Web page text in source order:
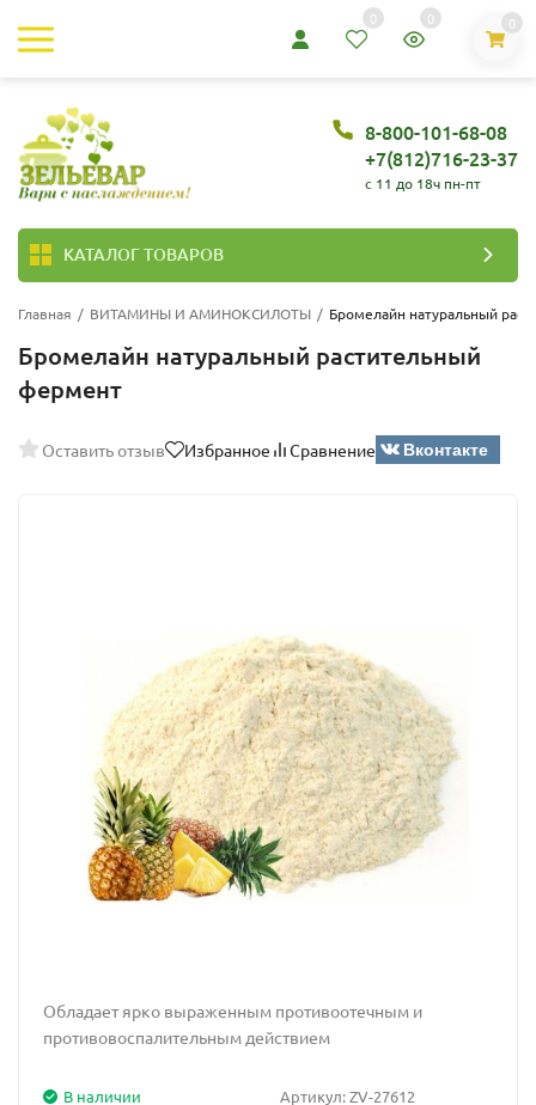
0 0 0
8-800-101-68-08
+7(812)716-23-37
c 11 до 18ч пн-пт
КАТАЛОГ ТОВАРОВ
Главная / ВИТАМИНЫ И АМИНОКСИЛОТЫ / Бромелайн натуральный
Бромелайн натуральный растительный
фермент
Оставить отзыв Избранное Сравнение Вконтакте
Обладает ярко выраженным противоотечным и
противовоспалительным действием
Артикул:ZV-27612
В наличии